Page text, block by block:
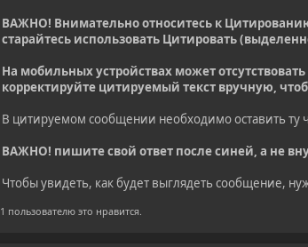
ВАЖНО! Внимательно относитесь к
старайтесь использовать Цитировать
На мобильных устройствах может
корректируйте цитируемый текст вручную,
В цитируемом сообщении необходимо оставить ту
ВАЖНО! пишите свой ответ после синей, а не
Чтобы увидеть, как будет выглядеть сообщение,
1 пользователю это нравится.